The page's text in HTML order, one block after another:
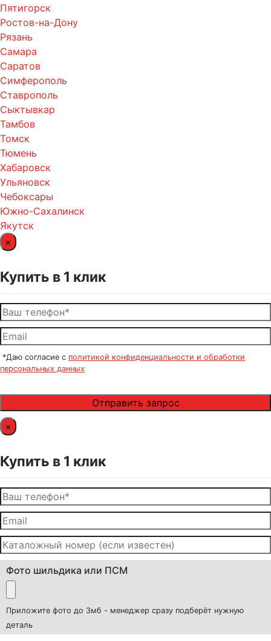
Пятигорск
Ростов-на-Дону
Рязань
Самара
Саратов
Симферополь
Ставрополь
Сыктывкар
Тамбов
Томск
Тюмень
Хабаровск
Ульяновск
Чебоксары
Южно-Сахалинск
Якутск
×
Купить в 1 клик
*Даю согласие с политикой конфиденциальности и обработки
персональных данных
×
Купить в 1 клик
Фото шильдика или ПСМ
Приложите фото до 3мб - менеджер сразу подберёт нужную
деталь